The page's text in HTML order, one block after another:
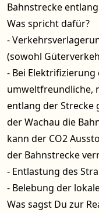
Bahnstrecke
Was spricht dafür?
-
(sowohl
- Bei
umweltfreundliche,
entlang der Strecke
der Wachau die
kann der CO2
der Bahnstrecke
- Entlastung des
- Belebung der
Was sagst Du zur